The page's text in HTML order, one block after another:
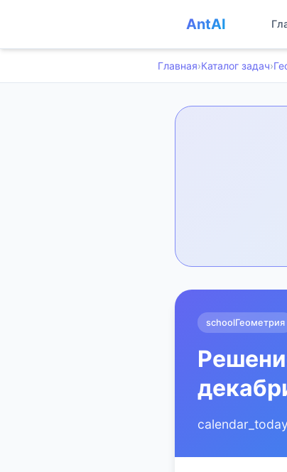
AntAI
Главная›Каталог задач›
schoolГеометрия
calendar_today